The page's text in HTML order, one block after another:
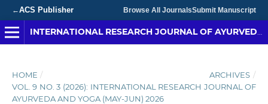
←ACS Publisher Browse All JournalsSubmit Manuscript
HOME / ARCHIVES /
VOL. 9 NO. 3 (2026): INTERNATIONAL RESEARCH JOURNAL OF
AYURVEDA AND YOGA (MAY-JUN) 2026